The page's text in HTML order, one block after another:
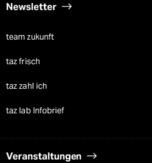
Newsletter
team zukunft
taz frisch
taz zahl ich
taz lab Infobrief
Veranstaltungen